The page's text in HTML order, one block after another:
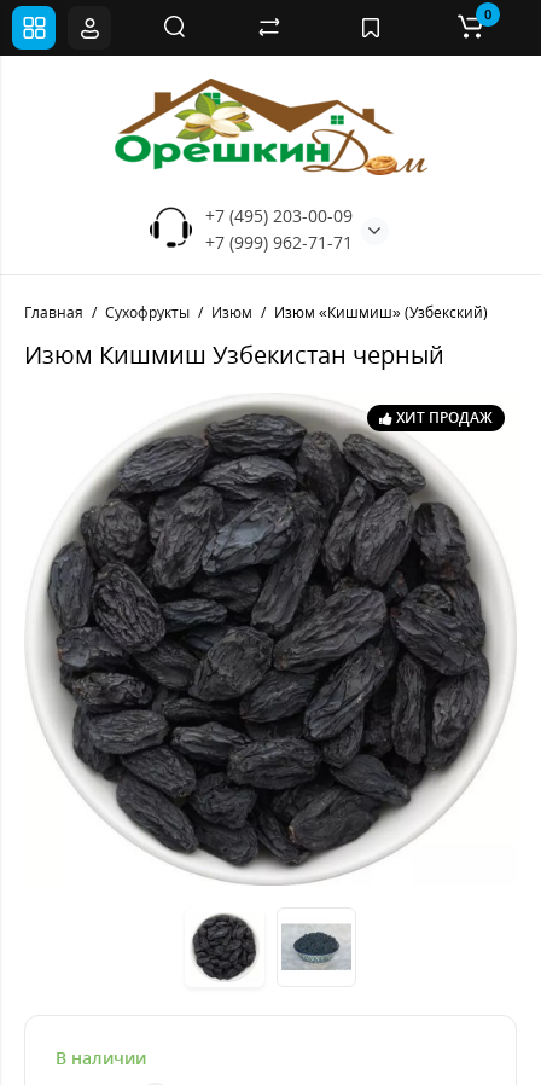
+7 (495) 203-00-09
+7 (999) 962-71-71
0
Главная Сухофрукты Изюм Изюм «Кишмиш» (Узбекский)
Изюм Кишмиш Узбекистан черный
ХИТ ПРОДАЖ
В наличии